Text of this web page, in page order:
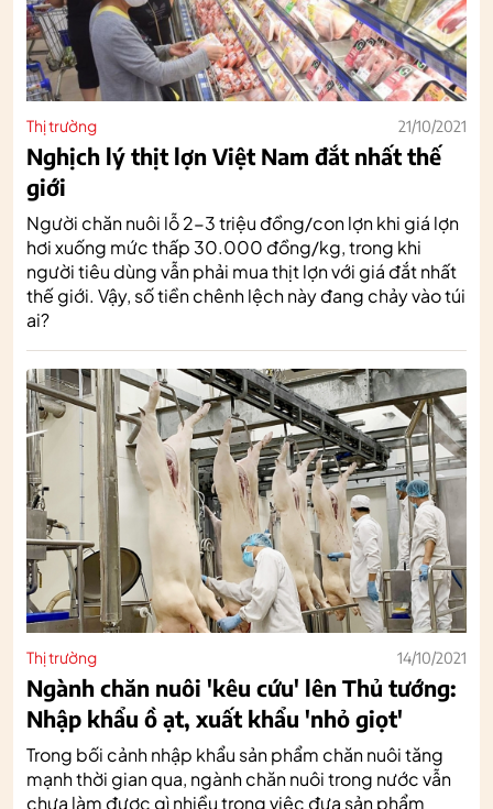
Thị trường 21/10/2021
Nghịch lý thịt lợn Việt Nam đắt nhất thế
giới
Người chăn nuôi lỗ 2-3 triệu đồng/con lợn khi giá lợn
hơi xuống mức thấp 30.000 đồng/kg, trong khi
người tiêu dùng vẫn phải mua thịt lợn với giá đắt nhất
thế giới. Vậy, số tiền chênh lệch này đang chảy vào túi
ai?
Thị trường 14/10/2021
Ngành chăn nuôi 'kêu cứu' lên Thủ tướng:
Nhập khẩu ồ ạt, xuất khẩu 'nhỏ giọt'
Trong bối cảnh nhập khẩu sản phẩm chăn nuôi tăng
mạnh thời gian qua, ngành chăn nuôi trong nước vẫn
chưa làm được gì nhiều trong việc đưa sản phẩm